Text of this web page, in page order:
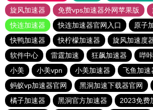
旋风加速器
免费vps加速器外网苹果版
快连加速器
快连加速器官网入口
原子
快鸭加速器
快柠檬加速器 旋风加速度
软件中心
雷霆加速 狂飙加速器 哔
小美
小美vpn 小美加速器 飞鱼加速
蚂蚁vp加速器官网
黑洞加速下载器官网
橘子加速器
黑洞官方加速器
2023免费